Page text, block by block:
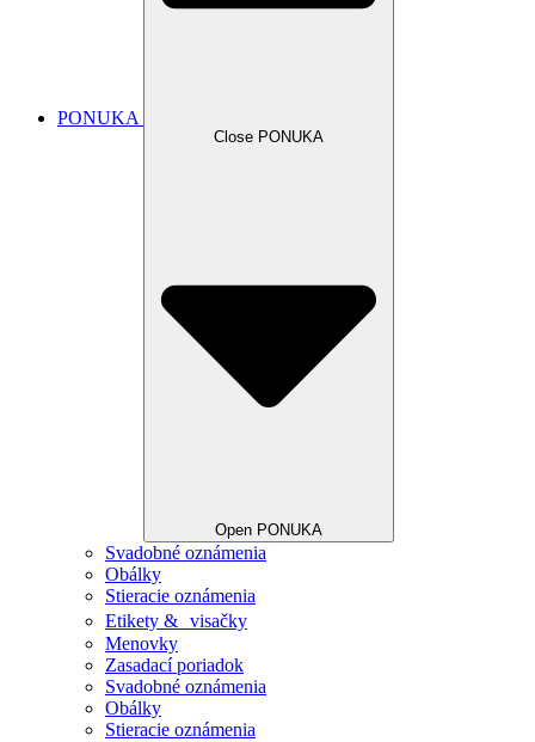
PONUKA
Close PONUKA
Open PONUKA
Svadobné oznámenia
Obálky
Stieracie oznámenia
Etikety & visačky
Menovky
Zasadací poriadok
Svadobné oznámenia
Obálky
Stieracie oznámenia